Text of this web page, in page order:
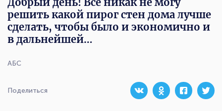
АБС
решить какой пирог стен дома лучше
сделать, чтобы было и экономично и
в дальнейшей…
Поделиться